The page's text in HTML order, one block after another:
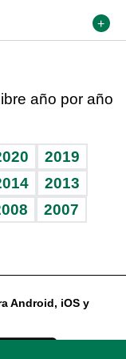
año por año
2019
2013
2007
Android, iOS y